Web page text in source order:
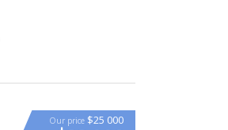
Our price $25 000